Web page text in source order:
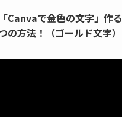
Canvaで金色の文字」作る
の方法！（ゴールド文字）